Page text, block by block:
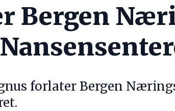
Bergen
forlater Bergen